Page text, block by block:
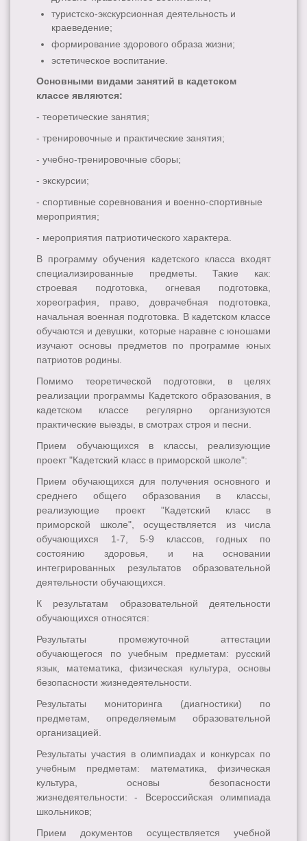
туристско-экскурсионная деятельность и
краеведение;
формирование здорового образа жизни;
эстетическое воспитание.
Основными видами занятий в кадетском
классе являются:
- теоретические занятия;
- тренировочные и практические занятия;
- учебно-тренировочные сборы;
- экскурсии;
- спортивные соревнования и военно-спортивные
мероприятия;
- мероприятия патриотического характера.
В программу обучения кадетского класса входят
специализированные предметы. Такие как:
строевая подготовка, огневая подготовка,
хореография, право, доврачебная подготовка,
начальная военная подготовка. В кадетском классе
обучаются и девушки, которые наравне с юношами
изучают основы предметов по программе юных
патриотов родины.
Помимо теоретической подготовки, в целях
реализации программы Кадетского образования, в
кадетском классе регулярно организуются
практические выезды, в смотрах строя и песни.
Прием обучающихся в классы, реализующие
проект "Кадетский класс в приморской школе":
Прием обучающихся для получения основного и
среднего общего образования в классы,
реализующие проект "Кадетский класс в
приморской школе", осуществляется из числа
обучающихся 1-7, 5-9 классов, годных по
состоянию здоровья, и на основании
интегрированных результатов образовательной
деятельности обучающихся.
К результатам образовательной деятельности
обучающихся относятся:
Результаты промежуточной аттестации
обучающегося по учебным предметам: русский
язык, математика, физическая культура, основы
безопасности жизнедеятельности.
Результаты мониторинга (диагностики) по
предметам, определяемым образовательной
организацией.
Результаты участия в олимпиадах и конкурсах по
учебным предметам: математика, физическая
культура, основы безопасности
жизнедеятельности: - Всероссийская олимпиада
школьников;
Прием документов осуществляется учебной